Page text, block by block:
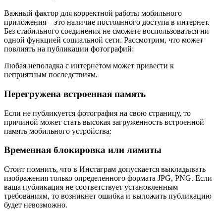
Важный фактор для корректной работы мобильного
приложения – это наличие постоянного доступа в интернет.
Без стабильного соединения не сможете воспользоваться ни
одной функцией социальной сети. Рассмотрим, что может
повлиять на публикации фотографий:
Любая неполадка с интернетом может привести к
неприятным последствиям.
Перегружена встроенная память
Если не публикуется фотография на свою страницу, то
причиной может стать высокая загруженность встроенной
память мобильного устройства:
Временная блокировка или лимиты
Стоит помнить, что в Инстаграм допускается выкладывать
изображения только определенного формата JPG, PNG. Если
ваша публикация не соответствует установленным
требованиям, то возникнет ошибка и выложить публикацию
будет невозможно.